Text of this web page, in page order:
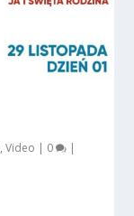
,Video | 0 |